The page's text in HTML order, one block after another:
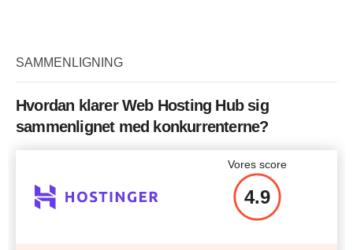
SAMMENLIGNING
Hvordan klarer Web Hosting Hub sig
sammenlignet med konkurrenterne?
Vores score
4.9